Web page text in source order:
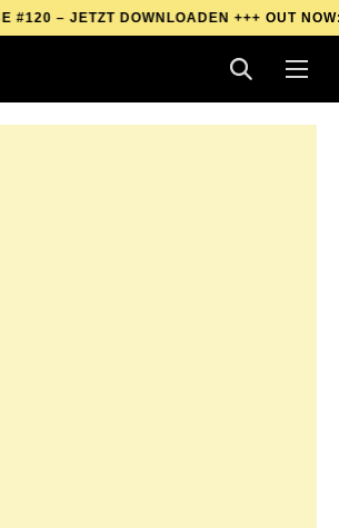
DOWNLOADEN +++OUT NOW:
DOWNLOADEN +++